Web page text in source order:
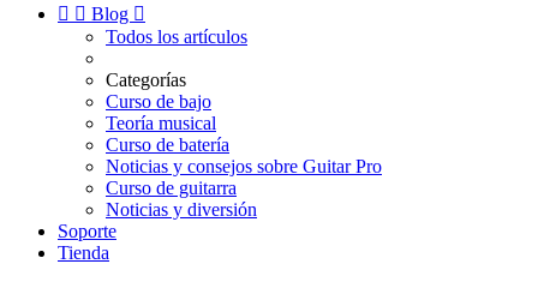
  Blog 
Todos los artículos
Categorías
Curso de bajo
Teoría musical
Curso de batería
Noticias y consejos sobre Guitar Pro
Curso de guitarra
Noticias y diversión
Soporte
Tienda